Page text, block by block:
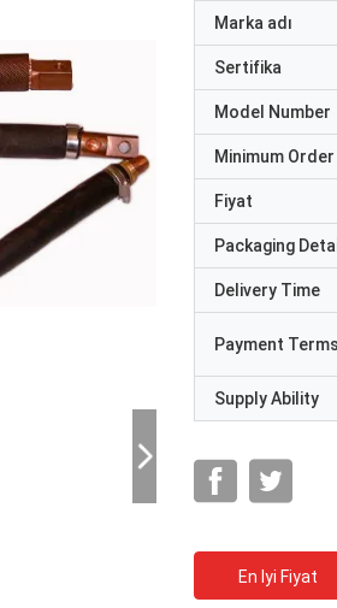
Marka adı
Sertifika
Model Number
Minimum
Fiyat
Packaging
Delivery Time
Payment Terms
Supply Ability
En Iyi Fiyat